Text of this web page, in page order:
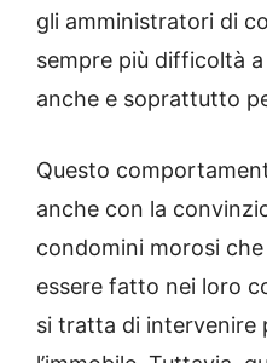
gli amministratori di
sempre più difficoltà
anche e soprattutto
Questo
anche con la
condomini morosi
essere fatto nei loro
si tratta di intervenire